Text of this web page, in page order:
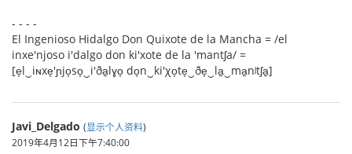
- - - -
El Ingenioso Hidalgo Don Quixote de la Mancha = /el
inxe'njoso i'dalgo don ki'xote de la 'mantʃa/ =
[e̞l‿iɴxe̞'ɲjo̞so̞‿i'ða̠lɣo̞ do̞n‿ki'χo̞te̞‿ðe̞‿la̠‿ma̠nʲtʃa̠]
Javi_Delgado (显示个人资料)
2019年4月12日下午7:40:00